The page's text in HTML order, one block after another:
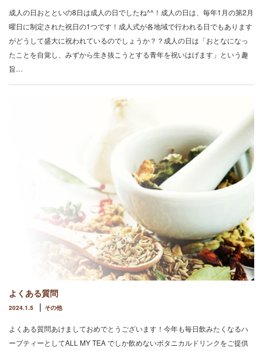
成人の日おとといの8日は成人の日でしたね^^！成人の日は、毎年1月の第2月
曜日に制定された祝日の1つです！成人式が各地域で行われる日でもあります
がどうして盛大に祝われているのでしょうか？？成人の日は「おとなになっ
たことを自覚し、みずから生き抜こうとする青年を祝いはげます」という趣
旨…
よくある質問
2024.1.5 その他
よくある質問あけましておめでとうございます！今年も毎日飲みたくなるハ
ーブティーとしてALL MY TEA でしか飲めないボタニカルドリンクをご提供